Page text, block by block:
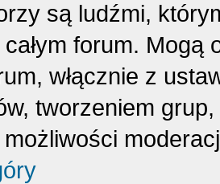
są ludźmi,
forum.
włącznie z
tworzeniem
możliwości